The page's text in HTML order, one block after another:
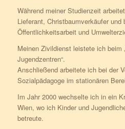
Während meiner Studienzeit
Lieferant, Christbaumverkäufer
Öffentlichkeitsarbeit und
Meinen Zivildienst leistete ich beim
Jugendzentren“.
Anschließend arbeitete ich bei der
Sozialpädagoge im stationären
Im Jahr 2000 wechselte ich in ein
Wien, wo ich Kinder und
betreute.